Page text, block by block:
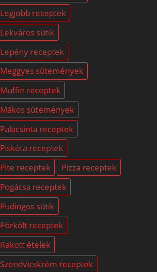
Legjobb receptek
Lekváros sütik
Lepény receptek
Meggyes sütemények
Muffin receptek
Mákos sütemények
Palacsinta receptek
Piskóta receptek
Pite receptek
Pizza receptek
Pogácsa receptek
Pudingos sütik
Pörkölt receptek
Rakott ételek
Szendvicskrém receptek